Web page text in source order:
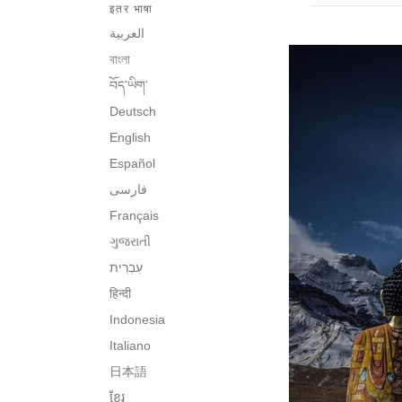
इतर भाषा
العربية
বাংলা
བོད་ཡིག་
Deutsch
English
Español
فارسی
Français
ગુજરાતી
हिन्दी
Indonesia
Italiano
日本語
ខ្មែរ